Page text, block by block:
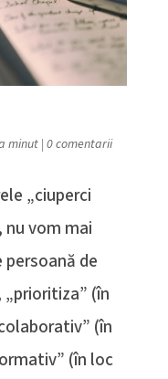
minut| 0 comentarii
„ciuperci
vom mai
persoană de
(în
(în
(în loc